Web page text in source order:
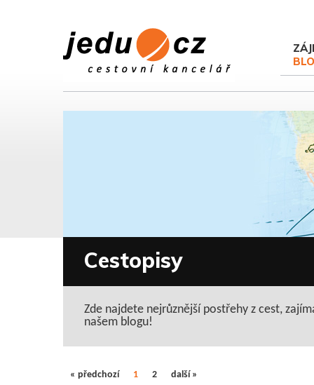
Cestopisy
Zde najdete nejrůznější postřehy z cest,
našem blogu!
« předchozí 1 2 další »